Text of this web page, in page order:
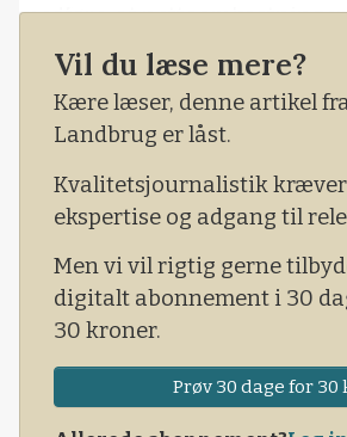
medføre, at
vil stige med 48,7 øre pr. liter,
Obel, der er chefrådgiver i
rådgivningsvirksomheden
Vil du læse mere?
Kære læser, denne artikel
Landbrug er låst.
Kvalitetsjournalistik kræver
ekspertise og adgang til
Men vi vil rigtig gerne
digitalt abonnement i 30
30 kroner.
Prøv 30 dage for 30